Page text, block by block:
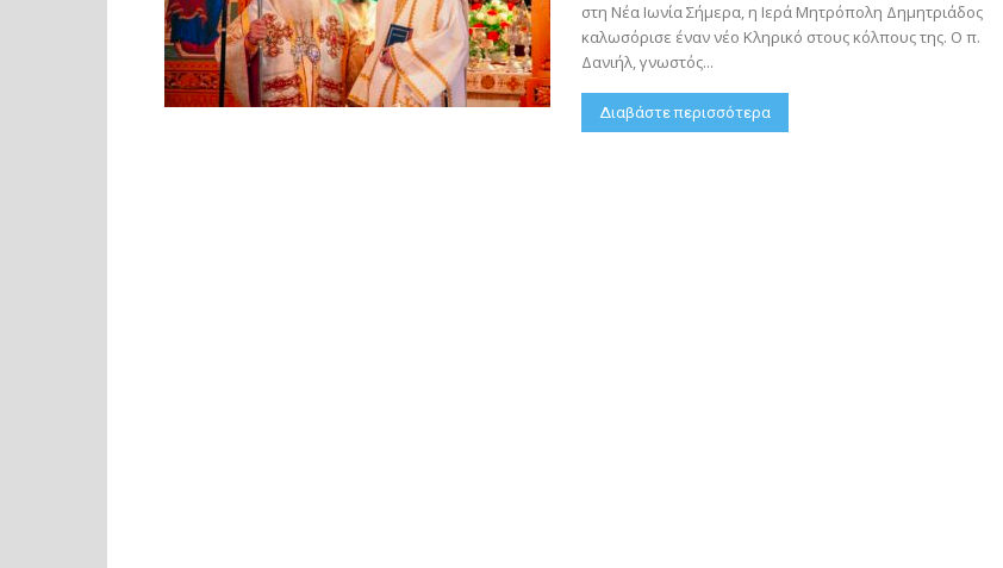
στη Νέα Ιωνία Σήμερα, η Ιερά Μητρόπολη Δημητριάδος
καλωσόρισε έναν νέο Κληρικό στους κόλπους της. Ο π.
Δανιήλ, γνωστός...
Διαβάστε περισσότερα